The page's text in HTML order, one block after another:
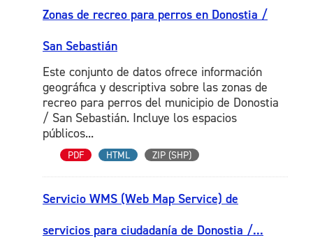
Zonas de recreo para perros en Donostia /
San Sebastián
Este conjunto de datos ofrece información
geográfica y descriptiva sobre las zonas de
recreo para perros del municipio de Donostia
/ San Sebastián. Incluye los espacios
públicos...
PDF HTML ZIP (SHP)
Servicio WMS (Web Map Service) de
servicios para ciudadanía de Donostia /...